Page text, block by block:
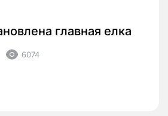
главная елка
6074